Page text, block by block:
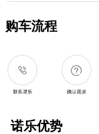
购车流程
诺乐优势